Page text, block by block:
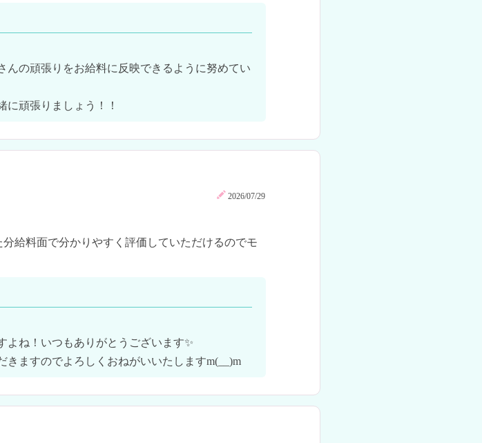
んの頑張りをお給料に反映できるように努めてい
に頑張りましょう！！
2026/07/29
給料面で分かりやすく評価していただけるのでモ
ね！いつもありがとうございます✨
ますのでよろしくおねがいいたしますm(__)m